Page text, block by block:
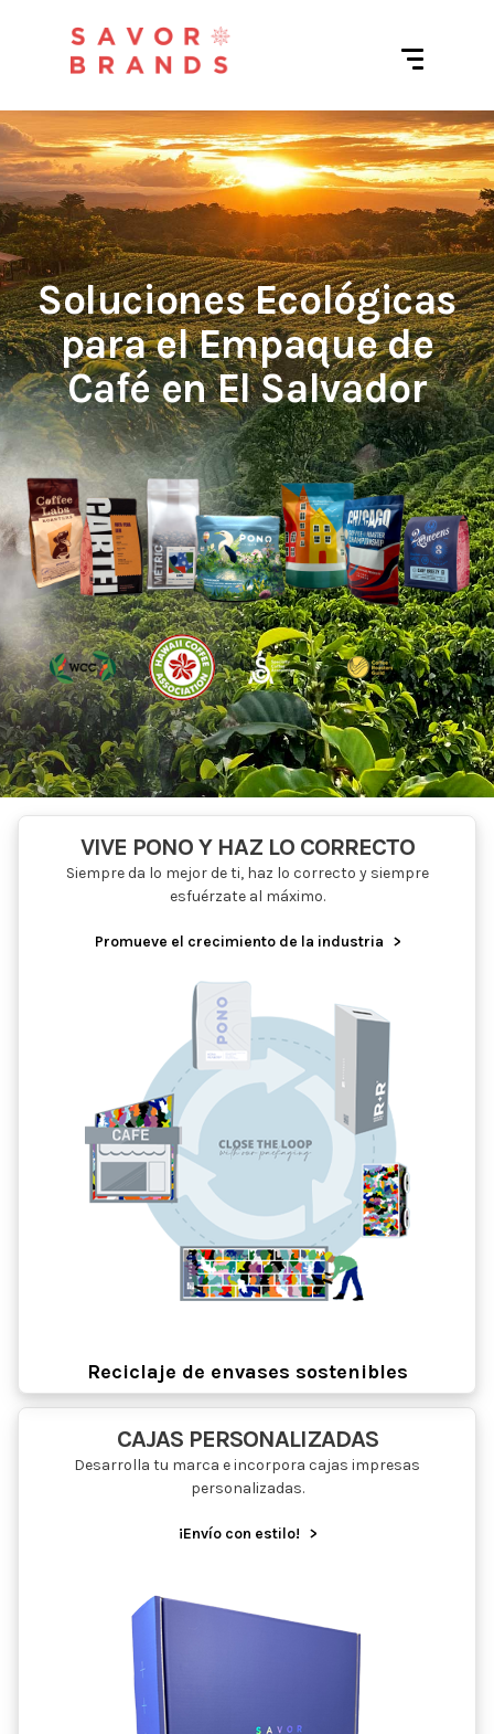
Soluciones Ecológicas
para el Empaque de
Café en El Salvador
VIVE PONO Y HAZ LO CORRECTO
Siempre da lo mejor de ti, haz lo correcto y siempre
esfuérzate al máximo.
Promueve el crecimiento de la industria >
Reciclaje de envases sostenibles
CAJAS PERSONALIZADAS
Desarrolla tu marca e incorpora cajas impresas
personalizadas.
¡Envío con estilo! >